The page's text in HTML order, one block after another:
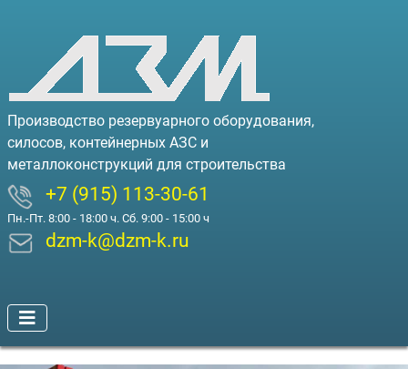
Производство резервуарного оборудования,
силосов, контейнерных АЗС и
металлоконструкций для строительства
+7 (915) 113-30-61
Пн.-Пт. 8:00 - 18:00 ч. Сб. 9:00 - 15:00 ч
dzm-k@dzm-k.ru